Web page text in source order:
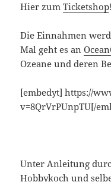
Hier zumTicketshop!
Die Einnahmen
Mal geht es an
Ozeane und deren
[embedyt] https://
v=8QrVrPUnpTU[/
Unter Anleitung
Hobbykoch und